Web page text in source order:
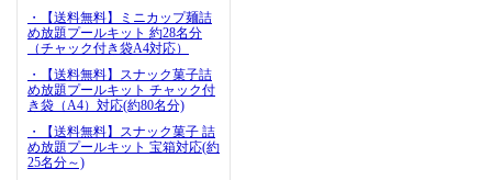
・【送料無料】ミニカップ麺詰
め放題プールキット 約28名分
（チャック付き袋A4対応）
・【送料無料】スナック菓子詰
め放題プールキット チャック付
き袋（A4）対応(約80名分)
・【送料無料】スナック菓子 詰
め放題プールキット 宝箱対応(約
25名分～)